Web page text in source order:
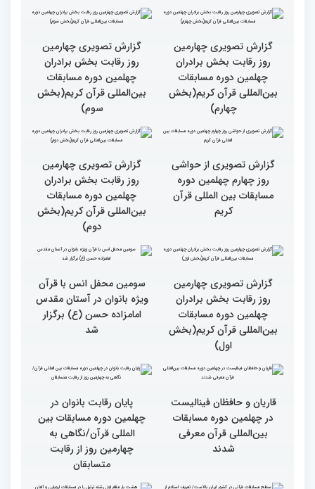
نقش زن در مقاومت اسلامی
را نباید کوچک شمرد
تجلیل از بانوان قرآنی
برگزیده جهان اسلام در
سومین محفل «خیرات
حسان»
روز رقابت بخش برادران
چهلمین دوره مسابقات
بین‌المللی قرآن کریم(بخش
چهارم)
روز رقابت بخش برادران
چهلمین دوره مسابقات
بین‌المللی قرآن کریم(بخش
سوم)
روز چهارم چهلمین دوره
مسابقات بین المللی قرآن
کریم
روز رقابت بخش برادران
چهلمین دوره مسابقات
بین‌المللی قرآن کریم(بخش
دوم)
روز رقابت بخش برادران
چهلمین دوره مسابقات
بین‌المللی قرآن کریم(بخش
اول)
ویژه بانوان در آستان مقدس
امامزاده حسن (ع) برگزار
شد